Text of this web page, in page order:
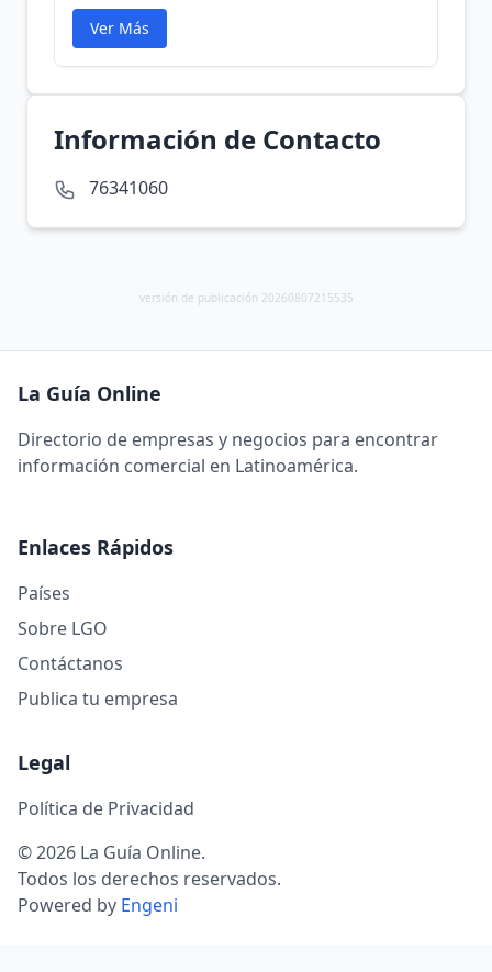
Ver Más
Información de Contacto
76341060
versión de publicación 20260807215535
La Guía Online
Directorio de empresas y negocios para encontrar
información comercial en Latinoamérica.
Enlaces Rápidos
Países
Sobre LGO
Contáctanos
Publica tu empresa
Legal
Política de Privacidad
© 2026 La Guía Online.
Todos los derechos reservados.
Powered by Engeni